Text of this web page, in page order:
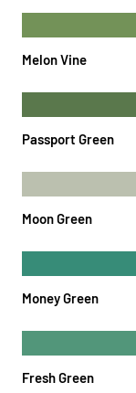
Melon Vine
Passport Green
Moon Green
Money Green
Fresh Green